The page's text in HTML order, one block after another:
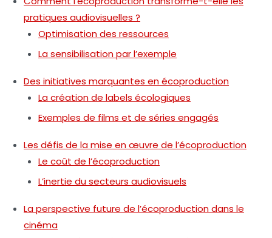
pratiques audiovisuelles ?
Optimisation des ressources
La sensibilisation par l’exemple
Des initiatives marquantes en écoproduction
La création de labels écologiques
Exemples de films et de séries engagés
Les défis de la mise en œuvre de l’écoproduction
Le coût de l’écoproduction
L’inertie du secteurs audiovisuels
La perspective future de l’écoproduction dans le
cinéma